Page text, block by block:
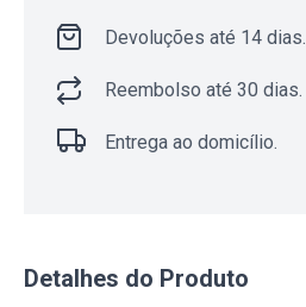
Devoluções até 14 dias.
Reembolso até 30 dias.
Entrega ao domicílio.
Detalhes do Produto